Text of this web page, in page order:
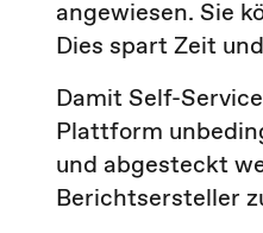
angewiesen. Sie
Dies spart Zeit
Damit Self-
Plattform
und abgesteckt
Berichtsersteller